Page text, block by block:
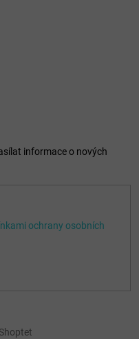
informace o nových
ochrany osobních